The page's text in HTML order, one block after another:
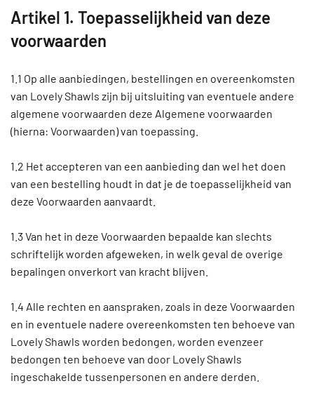
Artikel 1. Toepasselijkheid van deze
voorwaarden
1.1 Op alle aanbiedingen, bestellingen en overeenkomsten
van Lovely Shawls zijn bij uitsluiting van eventuele andere
algemene voorwaarden deze Algemene voorwaarden
(hierna: Voorwaarden) van toepassing.
1.2 Het accepteren van een aanbieding dan wel het doen
van een bestelling houdt in dat je de toepasselijkheid van
deze Voorwaarden aanvaardt.
1.3 Van het in deze Voorwaarden bepaalde kan slechts
schriftelijk worden afgeweken, in welk geval de overige
bepalingen onverkort van kracht blijven.
1.4 Alle rechten en aanspraken, zoals in deze Voorwaarden
en in eventuele nadere overeenkomsten ten behoeve van
Lovely Shawls worden bedongen, worden evenzeer
bedongen ten behoeve van door Lovely Shawls
ingeschakelde tussenpersonen en andere derden.